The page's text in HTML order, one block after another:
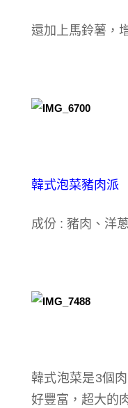
還加上馬鈴薯，
韓式泡菜豬肉派
成份 : 豬肉、洋
韓式泡菜是3個
好豐富，超大的